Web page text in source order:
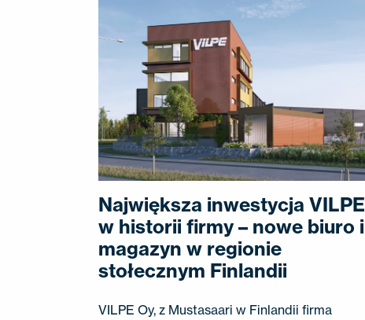
Największa inwestycja VILPE ​​
w historii firmy – nowe biuro i
magazyn w regionie
stołecznym Finlandii
VILPE ​​Oy, z Mustasaari w Finlandii firma